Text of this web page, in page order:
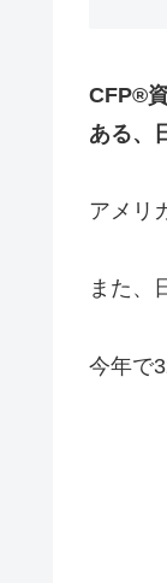
CFP®
ある、
アメリ
また、
今年で